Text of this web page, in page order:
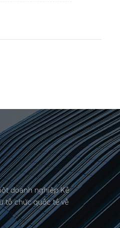
doanh nghiệp Kế
tổ chức quốc tế về
đây. Năm 2006,